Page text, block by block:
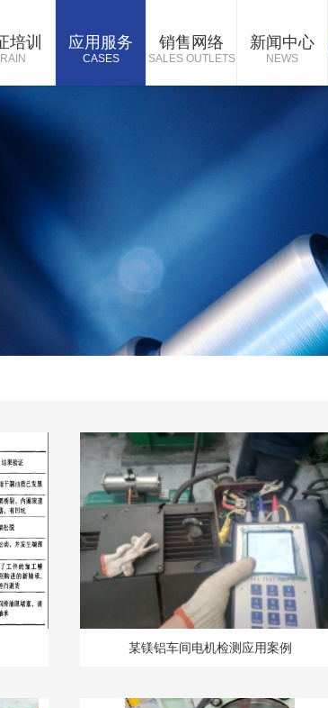
培训 应用服务
CASES
销售网络
SALES OUTLETS
新闻中心
NEWS
某镁铝车间电机检测应用案例